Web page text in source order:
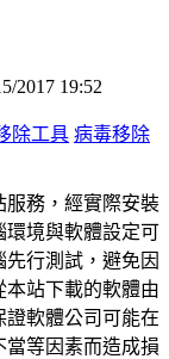
2017 19:52
除工具 病毒移除
服務，經實際安裝
環境與軟體設定可
行測試，避免因
站下載的軟體由
證軟體公司可能在
等因素而造成損